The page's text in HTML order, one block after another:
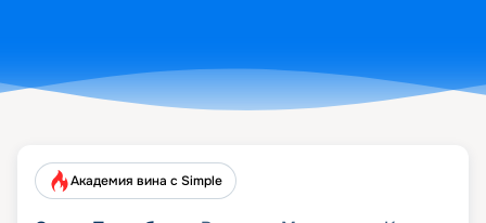
Академия вина с Simple